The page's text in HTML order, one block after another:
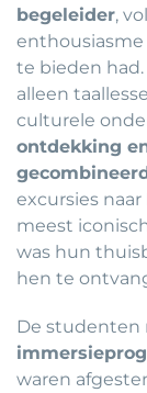
begeleider,
te bieden
alleen
culturele
ontdekking
excursies naar
meest
was hun
hen te
De studenten
waren